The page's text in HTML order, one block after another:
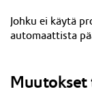
Johku ei käytä
automaattista
Muutokset